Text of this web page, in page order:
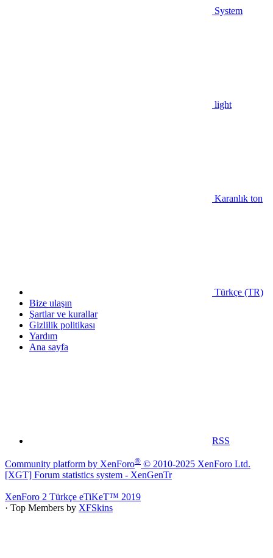
System
light
Karanlık ton
Türkçe (TR)
Bize ulaşın
Şartlar ve kurallar
Gizlilik politikası
Yardım
Ana sayfa
RSS
Community platform by XenForo® © 2010-2025 XenForo Ltd.
[XGT] Forum statistics system - XenGenTr
XenForo 2 Türkçe eTiKeT™ 2019
· Top Members by XFSkins